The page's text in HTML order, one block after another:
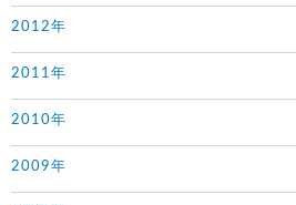
2012年
2011年
2010年
2009年